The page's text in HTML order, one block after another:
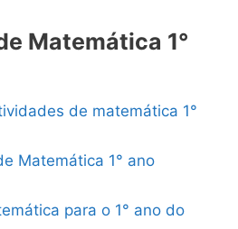
Matemática 1°
de matemática 1°
Matemática 1° ano
para o 1° ano do